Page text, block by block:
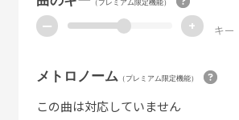
（プレミアム限定機能）
ー + キー
メトロノーム （プレミアム限定機能）
この曲は対応していません